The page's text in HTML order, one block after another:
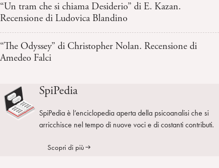
“Un tram che si chiama Desiderio” di E. Kazan.
Recensione di Ludovica Blandino
“The Odyssey” di Christopher Nolan. Recensione di
Amedeo Falci
SpiPedia
SpiPedia è l’enciclopedia aperta della psicoanalisi che si
arricchisce nel tempo di nuove voci e di costanti contributi.
Scopri di più